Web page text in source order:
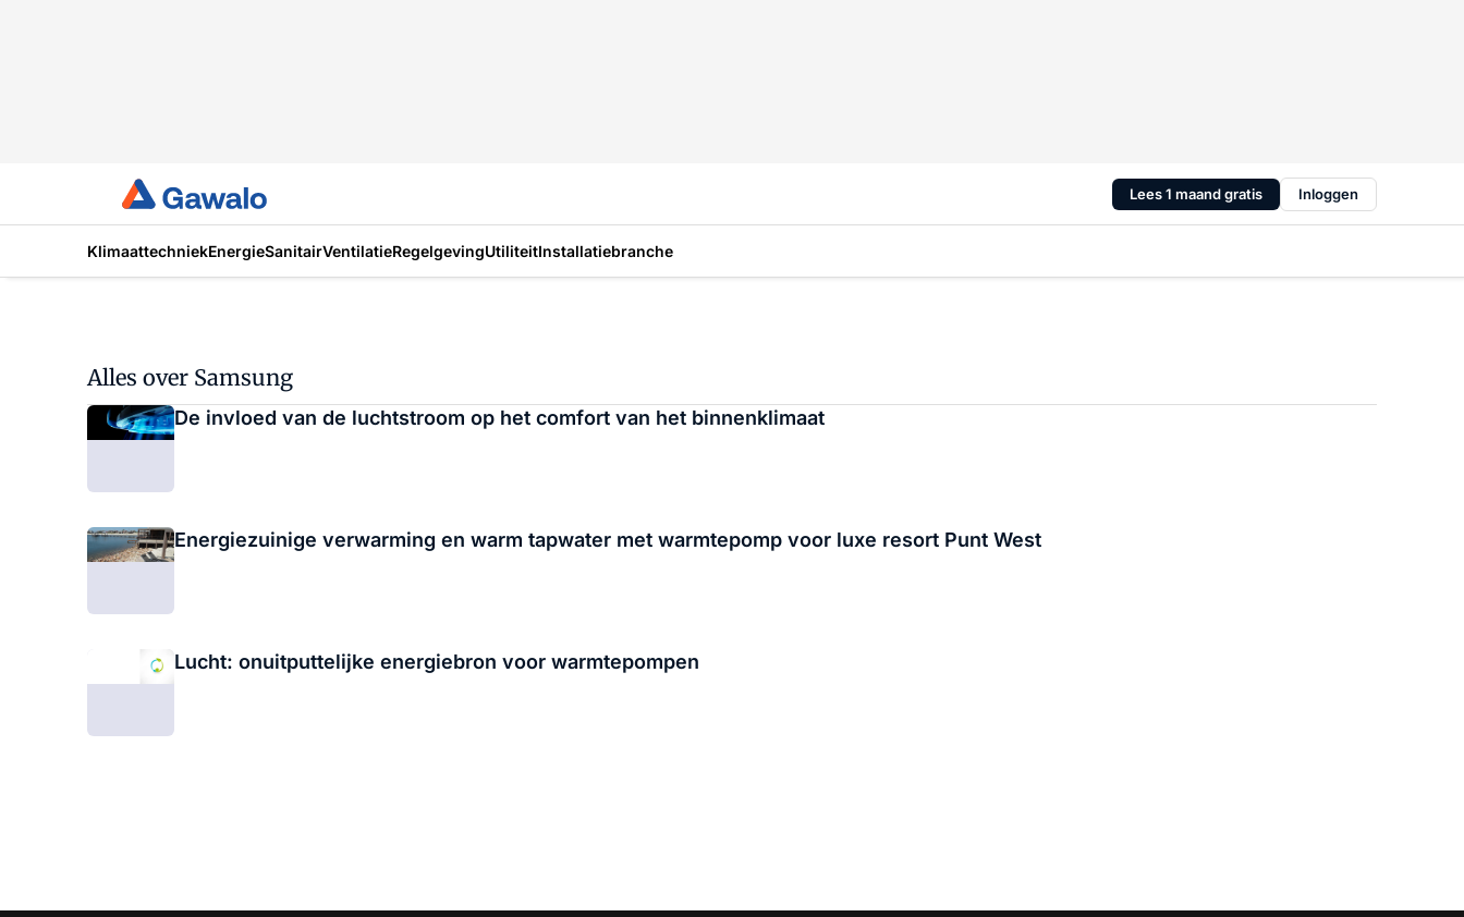
Lees 1 maand gratis Inloggen
KlimaattechniekEnergieSanitairVentilatieRegelgevingUtiliteitInstallatiebranche
Alles over Samsung
De invloed van de luchtstroom op het comfort van het binnenklimaat
Energiezuinige verwarming en warm tapwater met warmtepomp voor luxe resort Punt West
Lucht: onuitputtelijke energiebron voor warmtepompen